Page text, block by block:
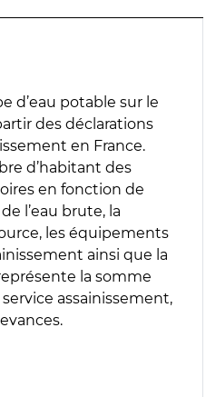
d’eau potable sur le
des déclarations
en France.
d’habitant des
en fonction de
l’eau brute, la
les équipements
ainsi que la
la somme
assainissement,